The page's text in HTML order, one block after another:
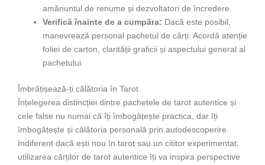
amănuntul de renume și dezvoltatori de încredere.
Verifică înainte de a cumpăra: Dacă este posibil,
manevrează personal pachetul de cărți. Acordă atenție
foliei de carton, clarității graficii și aspectului general al
pachetului.
Îmbrățișează-ți călătoria în Tarot
Înțelegerea distincției dintre pachetele de tarot autentice și
cele false nu numai că îți îmbogățește practica, dar îți
îmbogățește și călătoria personală prin autodescoperire.
Indiferent dacă ești nou în tarot sau un cititor experimentat,
utilizarea cărților de tarot autentice îți va inspira perspective